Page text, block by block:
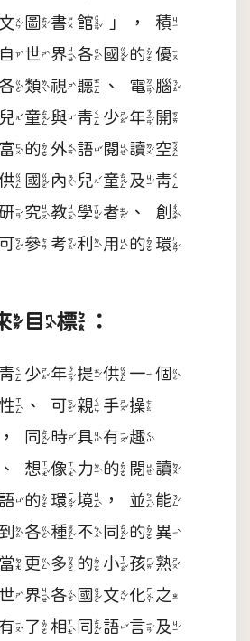
圖書館」，積
世界各國的優
類視聽、電腦
童與青少年開
的外語閱讀空
國內兒童及青
究教學者、創
參考利用的環
目標：
少年提供一個
、可親手操
同時具有趣
想像力的閱讀
的環境，並能
各種不同的異
更多的小孩熟
界各國文化之
了相同語言及